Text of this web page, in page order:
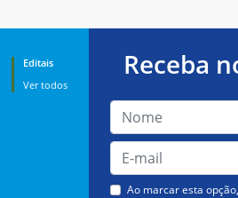
Editais
Ver todos
Receba
Ao marcar esta